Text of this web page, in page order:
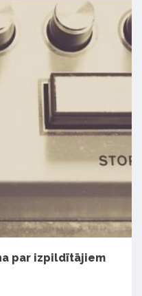
par izpildītājiem